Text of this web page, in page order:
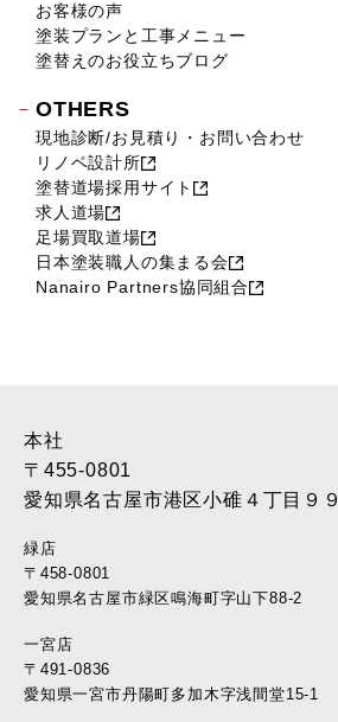
お客様の声
塗装プランと工事メニュー
塗替えのお役立ちブログ
OTHERS
現地診断/お見積り・お問い合わせ
リノベ設計所
塗替道場採用サイト
求人道場
足場買取道場
日本塗装職人の集まる会
Nanairo Partners協同組合
本社
〒455-0801
愛知県名古屋市港区小碓４丁目９９
緑店
〒458-0801
愛知県名古屋市緑区鳴海町字山下88-2
一宮店
〒491-0836
愛知県一宮市丹陽町多加木字浅間堂15-1